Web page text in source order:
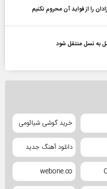
را از فواید آن محروم نکنیم
به نسل منتقل شود
خرید گوشی شیائومی
دانلود آهنگ جدید
webone.co